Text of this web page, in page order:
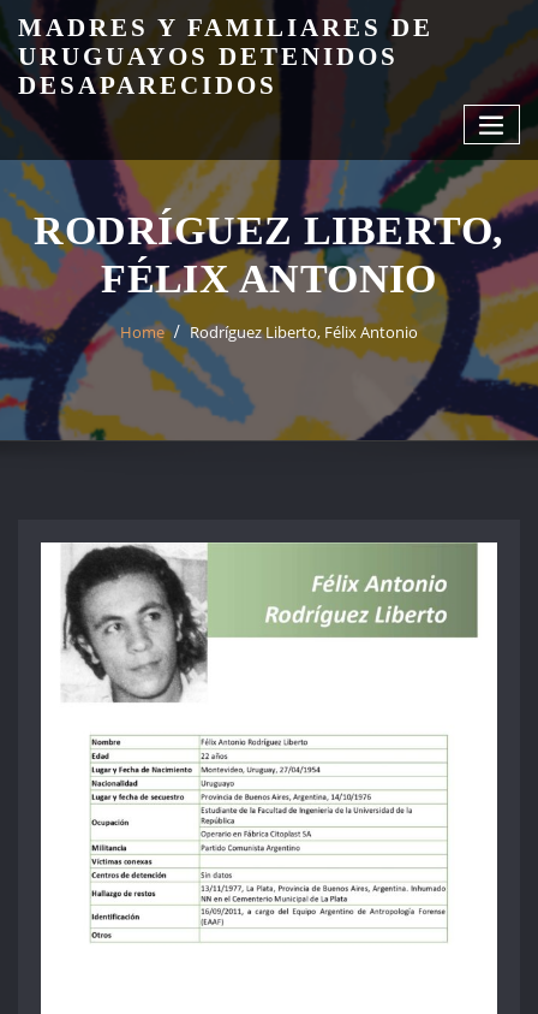
Skip
to
content
MADRES Y FAMILIARES DE
URUGUAYOS DETENIDOS
DESAPARECIDOS
RODRÍGUEZ LIBERTO,
FÉLIX ANTONIO
Home Rodríguez Liberto, Félix Antonio